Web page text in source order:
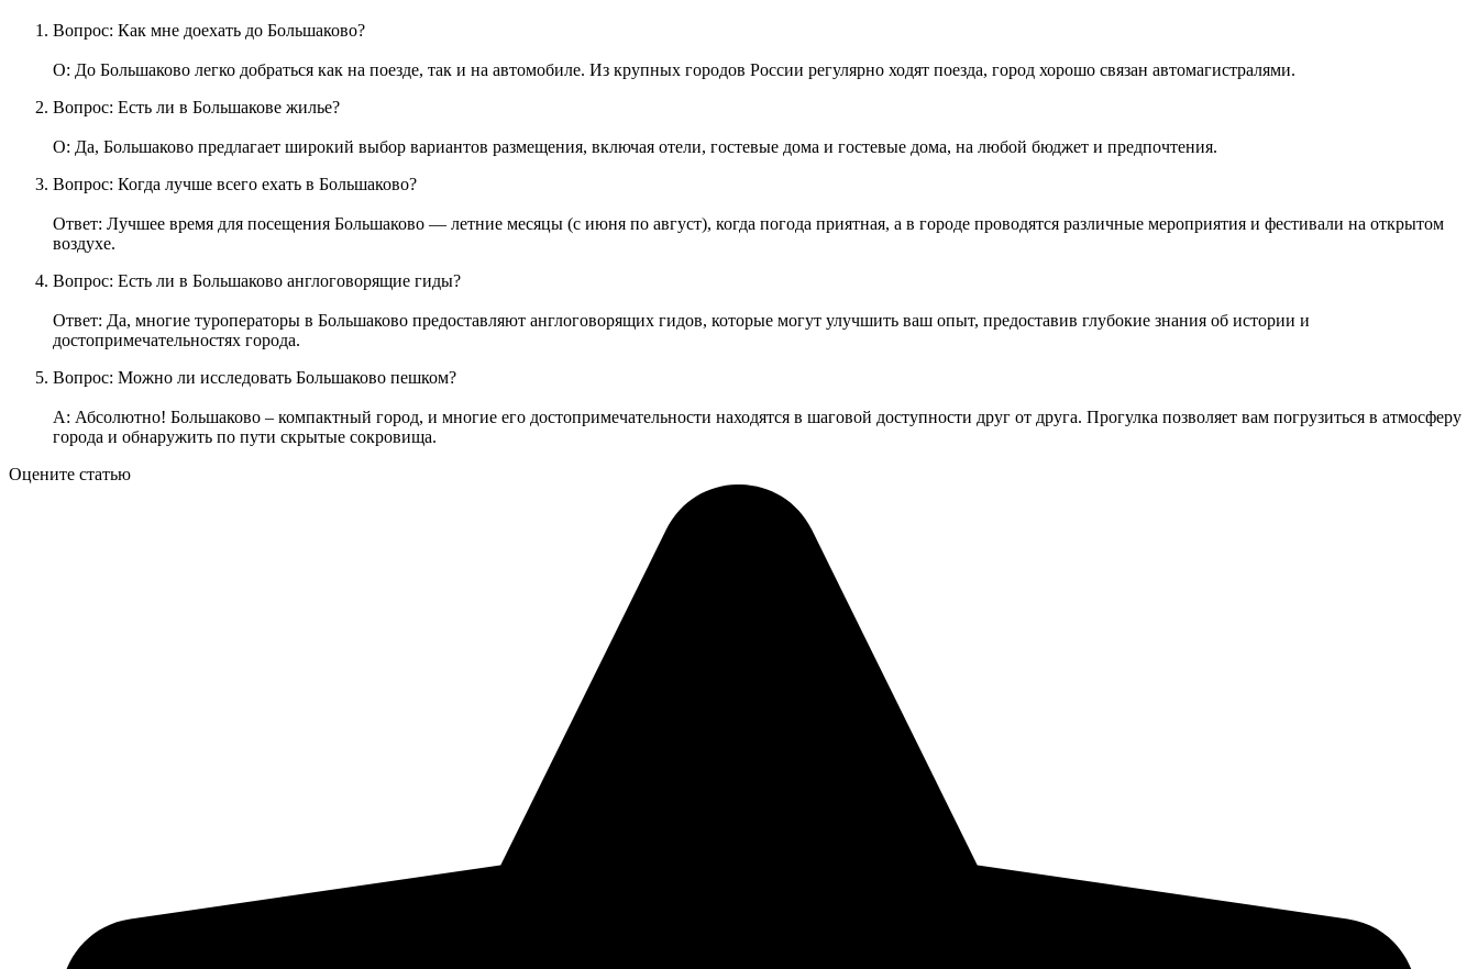
Вопрос: Как мне доехать до Большаково?
О: До Большаково легко добраться как на поезде, так и на автомобиле. Из крупных городов России регулярно ходят поезда, город хорошо связан автомагистралями.
Вопрос: Есть ли в Большакове жилье?
О: Да, Большаково предлагает широкий выбор вариантов размещения, включая отели, гостевые дома и гостевые дома, на любой бюджет и предпочтения.
Вопрос: Когда лучше всего ехать в Большаково?
Ответ: Лучшее время для посещения Большаково — летние месяцы (с июня по август), когда погода приятная, а в городе проводятся различные мероприятия и фестивали на открытом
воздухе.
Вопрос: Есть ли в Большаково англоговорящие гиды?
Ответ: Да, многие туроператоры в Большаково предоставляют англоговорящих гидов, которые могут улучшить ваш опыт, предоставив глубокие знания об истории и
достопримечательностях города.
Вопрос: Можно ли исследовать Большаково пешком?
А: Абсолютно! Большаково – компактный город, и многие его достопримечательности находятся в шаговой доступности друг от друга. Прогулка позволяет вам погрузиться в атмосферу
города и обнаружить по пути скрытые сокровища.
Оцените статью